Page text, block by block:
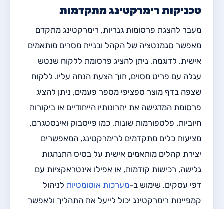
טכניקות רימרקטינג מתקדמות
מעבר להצגת פרסומות גנריות, רימרקטינג מתקדם
מאפשר סגמנטציה של הקהל ובניית מסרים מותאמים
אישית. לדוגמה, ניתן להציג פרסומת ללקוח שנטש
עגלה עם פריט מסוים, תוך הצעת הנחה עליו. ללקוח
שצפה בדף מוצר ספציפי מספר פעמים, ניתן להציג
פרסומת המדגישה את יתרונותיו הייחודיים או ביקורות
חיוביות. פלטפורמות שונות, כמו פייסבוק ואינסטגרם,
מציעות כלים מתקדמים לרימרקטינג, המאפשרים
יצירת קהלים מותאמים אישית על בסיס התנהגות
גלישה, רכישות קודמות, או אפילו אינטראקציות עם
דפי עסקים. שימוש ב-מערכות אוטומטיות לניהול
קמפיינות רימרקטינג יכול לייעל את התהליך ולאפשר